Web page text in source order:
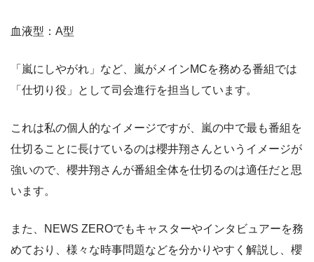
血液型：A型
「嵐にしやがれ」など、嵐がメインMCを務める番組では
「仕切り役」として司会進行を担当しています。
これは私の個人的なイメージですが、嵐の中で最も番組を
仕切ることに長けているのは櫻井翔さんというイメージが
強いので、櫻井翔さんが番組全体を仕切るのは適任だと思
います。
また、NEWS ZEROでもキャスターやインタビュアーを務
めており、様々な時事問題などを分かりやすく解説し、櫻